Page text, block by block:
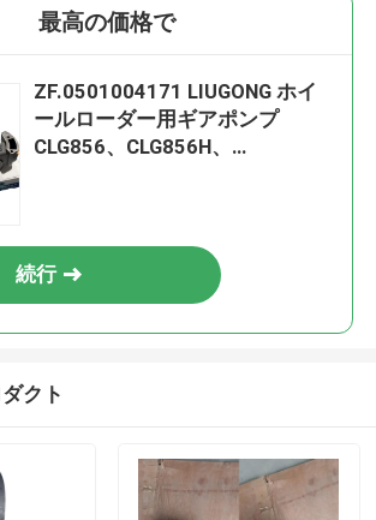
最高の価格で
ZF.0501004171 LIUGONG ホイ
ールローダー用ギアポンプ
CLG856、CLG856H、
続行
クト